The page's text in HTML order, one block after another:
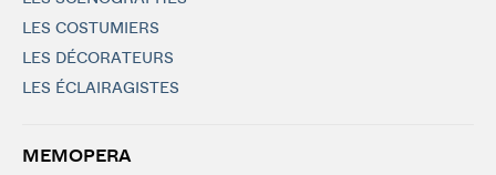
LES COSTUMIERS
LES DÉCORATEURS
LES ÉCLAIRAGISTES
MEMOPERA